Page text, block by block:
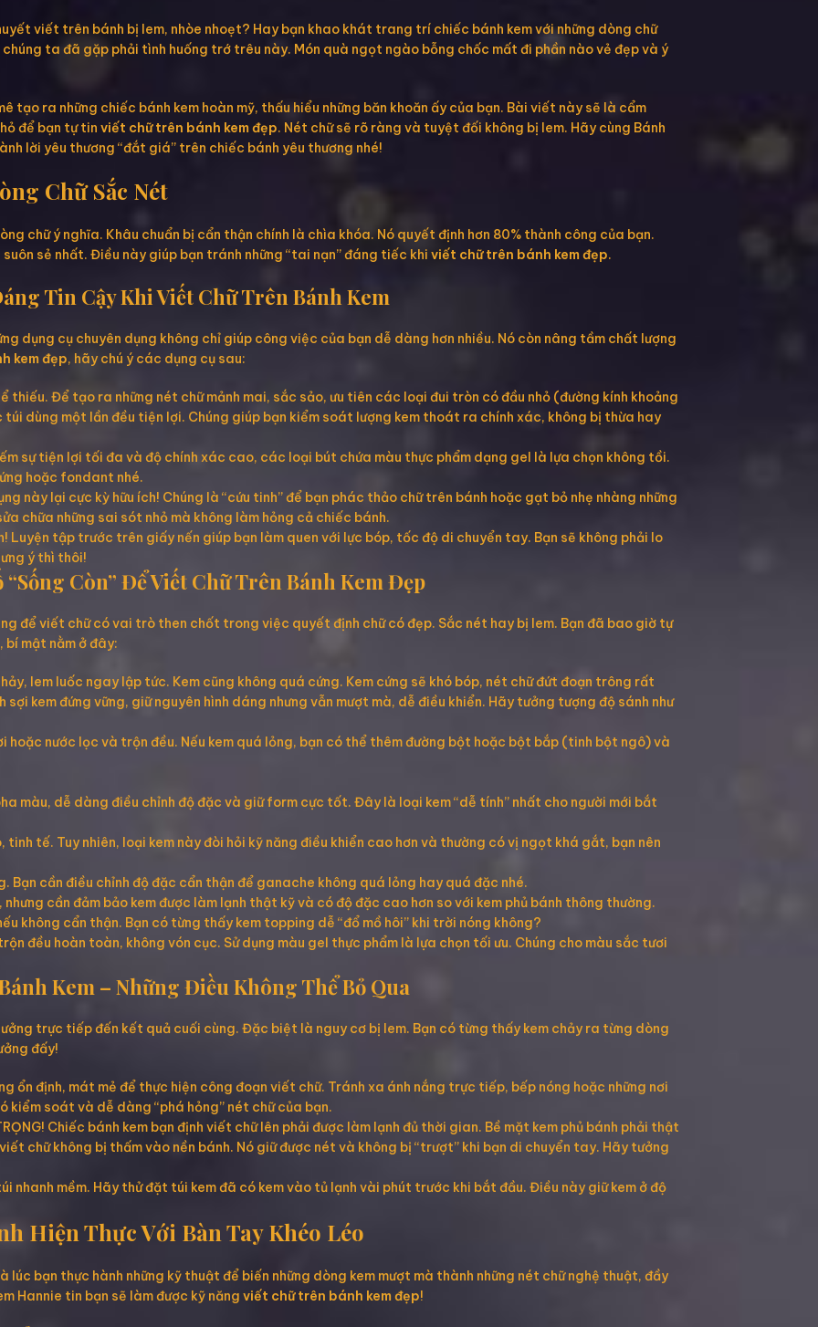
viết trên bánh bị lem, nhòe nhoẹt? Hay bạn khao khát trang trí chiếc bánh kem với những dòng chữ
ta đã gặp phải tình huống trớ trêu này. Món quà ngọt ngào bỗng chốc mất đi phần nào vẻ đẹp và ý
tạo ra những chiếc bánh kem hoàn mỹ, thấu hiểu những băn khoăn ấy của bạn. Bài viết này sẽ là cẩm
để bạn tự tin viết chữ trên bánh kem đẹp. Nét chữ sẽ rõ ràng và tuyệt đối không bị lem. Hãy cùng Bánh
lời yêu thương “đắt giá” trên chiếc bánh yêu thương nhé!
Chữ Sắc Nét
chữ ý nghĩa. Khâu chuẩn bị cẩn thận chính là chìa khóa. Nó quyết định hơn 80% thành công của bạn.
sẻ nhất. Điều này giúp bạn tránh những “tai nạn” đáng tiếc khi viết chữ trên bánh kem đẹp.
Tin Cậy Khi Viết Chữ Trên Bánh Kem
dụng cụ chuyên dụng không chỉ giúp công việc của bạn dễ dàng hơn nhiều. Nó còn nâng tầm chất lượng
kem đẹp, hãy chú ý các dụng cụ sau:
thiếu. Để tạo ra những nét chữ mảnh mai, sắc sảo, ưu tiên các loại đui tròn có đầu nhỏ (đường kính khoảng
dùng một lần đều tiện lợi. Chúng giúp bạn kiểm soát lượng kem thoát ra chính xác, không bị thừa hay
sự tiện lợi tối đa và độ chính xác cao, các loại bút chứa màu thực phẩm dạng gel là lựa chọn không tồi.
hoặc fondant nhé.
này lại cực kỳ hữu ích! Chúng là “cứu tinh” để bạn phác thảo chữ trên bánh hoặc gạt bỏ nhẹ nhàng những
chữa những sai sót nhỏ mà không làm hỏng cả chiếc bánh.
Luyện tập trước trên giấy nến giúp bạn làm quen với lực bóp, tốc độ di chuyển tay. Bạn sẽ không phải lo
ý thì thôi!
“Sống Còn” Để Viết Chữ Trên Bánh Kem Đẹp
để viết chữ có vai trò then chốt trong việc quyết định chữ có đẹp. Sắc nét hay bị lem. Bạn đã bao giờ tự
mật nằm ở đây:
lem luốc ngay lập tức. Kem cũng không quá cứng. Kem cứng sẽ khó bóp, nét chữ đứt đoạn trông rất
kem đứng vững, giữ nguyên hình dáng nhưng vẫn mượt mà, dễ điều khiển. Hãy tưởng tượng độ sánh như
hoặc nước lọc và trộn đều. Nếu kem quá lỏng, bạn có thể thêm đường bột hoặc bột bắp (tinh bột ngô) và
màu, dễ dàng điều chỉnh độ đặc và giữ form cực tốt. Đây là loại kem “dễ tính” nhất cho người mới bắt
tế. Tuy nhiên, loại kem này đòi hỏi kỹ năng điều khiển cao hơn và thường có vị ngọt khá gắt, bạn nên
cần điều chỉnh độ đặc cẩn thận để ganache không quá lỏng hay quá đặc nhé.
nhưng cần đảm bảo kem được làm lạnh thật kỹ và có độ đặc cao hơn so với kem phủ bánh thông thường.
không cẩn thận. Bạn có từng thấy kem topping dễ “đổ mồ hôi” khi trời nóng không?
đều hoàn toàn, không vón cục. Sử dụng màu gel thực phẩm là lựa chọn tối ưu. Chúng cho màu sắc tươi
Kem – Những Điều Không Thể Bỏ Qua
trực tiếp đến kết quả cuối cùng. Đặc biệt là nguy cơ bị lem. Bạn có từng thấy kem chảy ra từng dòng
đấy!
ổn định, mát mẻ để thực hiện công đoạn viết chữ. Tránh xa ánh nắng trực tiếp, bếp nóng hoặc những nơi
kiểm soát và dễ dàng “phá hỏng” nét chữ của bạn.
Chiếc bánh kem bạn định viết chữ lên phải được làm lạnh đủ thời gian. Bề mặt kem phủ bánh phải thật
chữ không bị thấm vào nền bánh. Nó giữ được nét và không bị “trượt” khi bạn di chuyển tay. Hãy tưởng
nhanh mềm. Hãy thử đặt túi kem đã có kem vào tủ lạnh vài phút trước khi bắt đầu. Điều này giữ kem ở độ
Hiện Thực Với Bàn Tay Khéo Léo
lúc bạn thực hành những kỹ thuật để biến những dòng kem mượt mà thành những nét chữ nghệ thuật, đầy
Hannie tin bạn sẽ làm được kỹ năng viết chữ trên bánh kem đẹp!